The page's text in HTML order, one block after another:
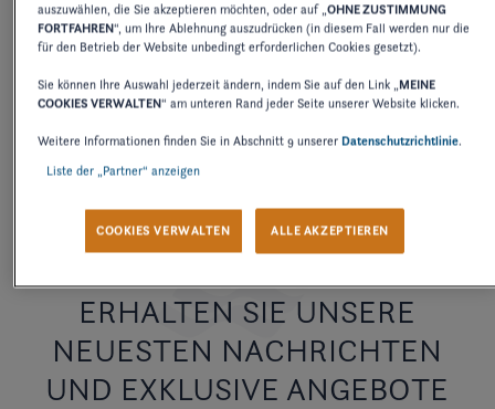
BEDIENUNGSANLEITUNG
V475
HERUNTERLADEN
ERHALTEN SIE UNSERE
NEUESTEN NACHRICHTEN
UND EXKLUSIVE ANGEBOTE
auszuwählen, die Sie akzeptieren möchten, oder auf „OHNE ZUSTIMMUNG
FORTFAHREN“, um Ihre Ablehnung auszudrücken (in diesem Fall werden nur die
für den Betrieb der Website unbedingt erforderlichen Cookies gesetzt).
Sie können Ihre Auswahl jederzeit ändern, indem Sie auf den Link „MEINE
COOKIES VERWALTEN“ am unteren Rand jeder Seite unserer Website klicken.
Weitere Informationen finden Sie in Abschnitt 9 unserer Datenschutzrichtlinie.
Liste der „Partner“ anzeigen
COOKIES VERWALTEN ALLE AKZEPTIEREN